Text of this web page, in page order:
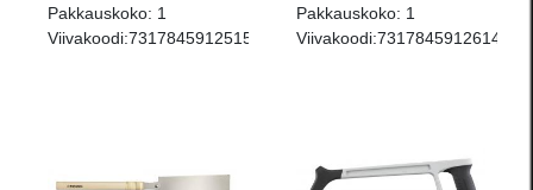
Pakkauskoko: 1
Viivakoodi:7317845912515
Pakkauskoko: 1
Viivakoodi:7317845912614